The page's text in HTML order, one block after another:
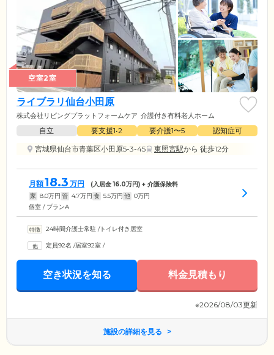
空室2室
ライブラリ仙台小田原
株式会社リビングプラットフォームケア 介護付き有料老人ホーム
自立 要支援1•2 要介護1〜5
認知症可
宮城県仙台市青葉区小田原5-3-45
東照宮駅から 徒歩12分
月額18.3 万円 (入居金16.0万円) + 介護保険料
家 8.0万円 管 4.7万円 食 5.5万円 他 0万円
個室 / プランA
24時間介護士常駐 /トイレ付き居室
定員92名 /居室92室 /
空き状況を知る 料金見積もり
※2026/08/03更新
施設の詳細を見る